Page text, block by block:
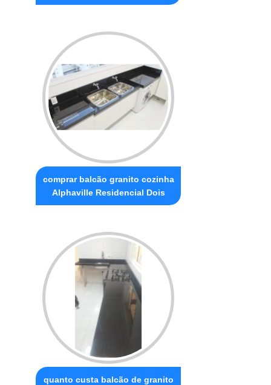
comprar balcão granito cozinha
Alphaville Residencial Dois
quanto custa balcão de granito